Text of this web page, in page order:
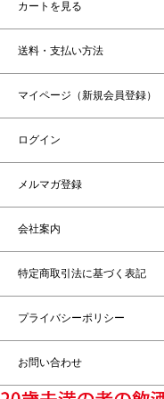
カートを見る
送料・支払い方法
マイページ（新規会員登録）
ログイン
メルマガ登録
会社案内
特定商取引法に基づく表記
プライバシーポリシー
お問い合わせ